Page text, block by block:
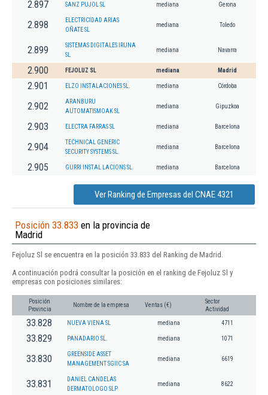
2.897 SANZ PUJOL SL mediana Gerona
2.898
ELECTRICIDAD ARIAS
OÑATE SL
mediana Toledo
2.899
SISTEMAS DIGITALES IRUNA
SL
mediana Navarra
2.900 FEJOLUZ SL mediana Madrid
2.901 ELZO INSTALACIONES SL. mediana Córdoba
2.902
ARANBURU
AUTOMATISMOAK SL
mediana Gipuzkoa
2.903 ELECTRA FARRAS SL mediana Barcelona
2.904
TECHNICAL GENERIC
SECURITY SYSTEMS SL.
mediana Barcelona
2.905 GURRI INSTAL LACIONS SL. mediana Barcelona
Ver Ranking de Empresas del CNAE 4321
Posición 33.833 en la provincia de
Madrid
Fejoluz Sl se encuentra en la posición 33.833 del Ranking de Madrid.
A continuación podrá consultar la posición en el ranking de Fejoluz Sl y
empresas con posiciones similares:
Posición
Provincia
Nombre de la empresa Ventas (€)
Sector
Actividad
33.828 NUEVA VIENA SL mediana 4711
33.829 PANADARIO SL. mediana 1071
33.830
GREENSIDE ASSET
MANAGEMENT SGIIC SA
mediana 6619
33.831
DANIEL CANDELAS
DERMATOLOGO SLP
mediana 8622